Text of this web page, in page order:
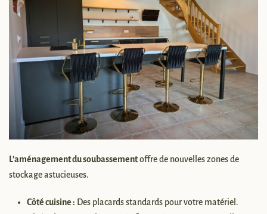
L’aménagement du soubassementoffre de nouvelles zones de
stockage astucieuses.
Côté cuisine : Des placards standards pour votre matériel.